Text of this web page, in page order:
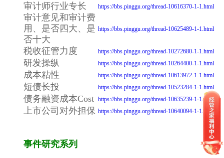
审计师行业专长 https://bbs.pinggu.org/thread-10616370-1-1.html
审计意见和审计费
用、是否四大、是
否十大
https://bbs.pinggu.org/thread-10625489-1-1.html
税收征管力度 https://bbs.pinggu.org/thread-10272680-1-1.html
研发操纵 https://bbs.pinggu.org/thread-10264400-1-1.html
成本粘性 https://bbs.pinggu.org/thread-10613972-1-1.html
短债长投 https://bbs.pinggu.org/thread-10523284-1-1.html
债务融资成本Cost https://bbs.pinggu.org/thread-10635239-1-1.html
上市公司对外担保 https://bbs.pinggu.org/thread-10640094-1-1.html
事件研究系列